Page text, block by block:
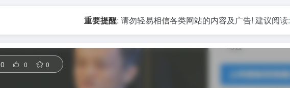
重要提醒: 请勿轻易相信各类网站的内容及广告! 建议阅读:
0 0 0